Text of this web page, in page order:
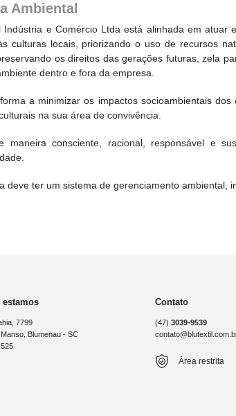
Ambiental
Indústria e Comércio Ltda está alinhada em atuar
culturas locais, priorizando o uso de recursos
os direitos das gerações futuras, zela
dentro e fora da empresa.
a minimizar os impactos socioambientais
na sua área de convivência.
maneira consciente, racional, responsável e
deve ter um sistema de gerenciamento ambiental,
estamos
7799
Blumenau - SC
Contato
(47) 3039-9539
Área restrita